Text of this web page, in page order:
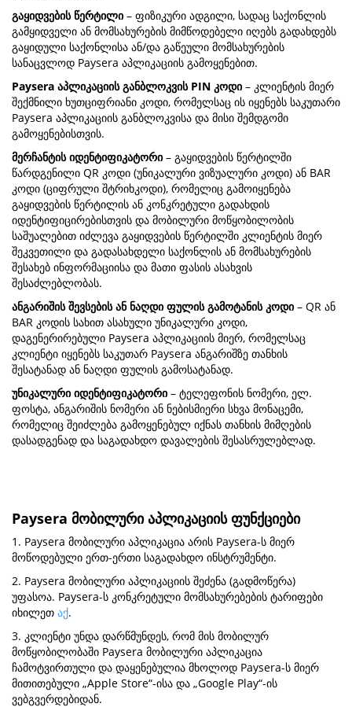
გაყიდვების წერტილი – ფიზიკური ადგილი, სადაც საქონლის
გამყიდველი ან მომსახურების მიმწოდებელი იღებს გადახდებს
გაყიდული საქონლისა ან/და გაწეული მომსახურების
სანაცვლოდ Paysera აპლიკაციის გამოყენებით.
Paysera აპლიკაციის განბლოკვის PIN კოდი – კლიენტის მიერ
შექმნილი ხუთციფრიანი კოდი, რომელსაც ის იყენებს საკუთარი
Paysera აპლიკაციის განბლოკვისა და მისი შემდგომი
გამოყენებისთვის.
მერჩანტის იდენტიფიკატორი – გაყიდვების წერტილში
წარდგენილი QR კოდი (უნიკალური ვიზუალური კოდი) ან BAR
კოდი (ციფრული შტრიხკოდი), რომელიც გამოიყენება
გაყიდვების წერტილის ან კონკრეტული გადახდის
იდენტიფიცირებისთვის და მობილური მოწყობილობის
საშუალებით იძლევა გაყიდვების წერტილში კლიენტის მიერ
შეკვეთილი და გადასახდელი საქონლის ან მომსახურების
შესახებ ინფორმაციისა და მათი ფასის ასახვის
შესაძლებლობას.
ანგარიშის შევსების ან ნაღდი ფულის გამოტანის კოდი – QR ან
BAR კოდის სახით ასახული უნიკალური კოდი,
დაგენერირებული Paysera აპლიკაციის მიერ, რომელსაც
კლიენტი იყენებს საკუთარ Paysera ანგარიშზე თანხის
შესატანად ან ნაღდი ფულის გამოსატანად.
უნიკალური იდენტიფიკატორი – ტელეფონის ნომერი, ელ.
ფოსტა, ანგარიშის ნომერი ან ნებისმიერი სხვა მონაცემი,
რომელიც შეიძლება გამოყენებულ იქნას თანხის მიმღების
დასადგენად და საგადახდო დავალების შესასრულებლად.
Paysera მობილური აპლიკაციის ფუნქციები
1. Paysera მობილური აპლიკაცია არის Paysera-ს მიერ
მოწოდებული ერთ-ერთი საგადახდო ინსტრუმენტი.
2. Paysera მობილური აპლიკაციის შეძენა (გადმოწერა)
უფასოა. Paysera-ს კონკრეტული მომსახურებების ტარიფები
იხილეთ აქ.
3. კლიენტი უნდა დარწმუნდეს, რომ მის მობილურ
მოწყობილობაში Paysera მობილური აპლიკაცია
ჩამოტვირთული და დაყენებულია მხოლოდ Paysera-ს მიერ
მითითებული „Apple Store“-ისა და „Google Play“-ის
ვებგვერდებიდან.